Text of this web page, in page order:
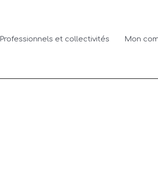
Professionnels et collectivités Mon